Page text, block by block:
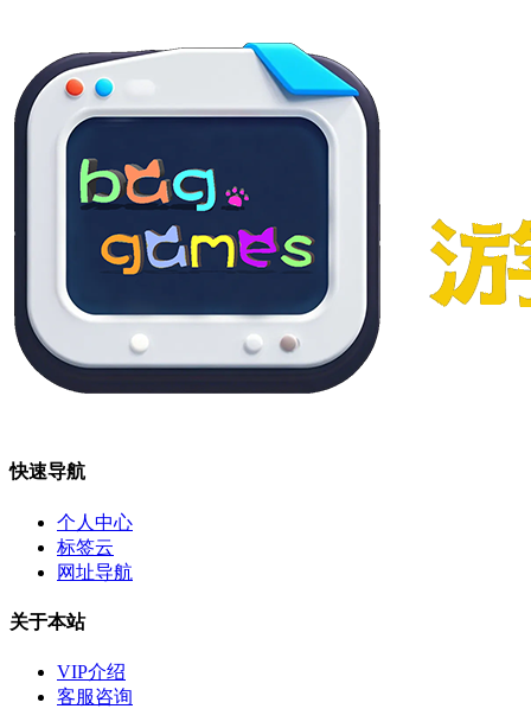
快速导航
个人中心
标签云
网址导航
关于本站
VIP介绍
客服咨询